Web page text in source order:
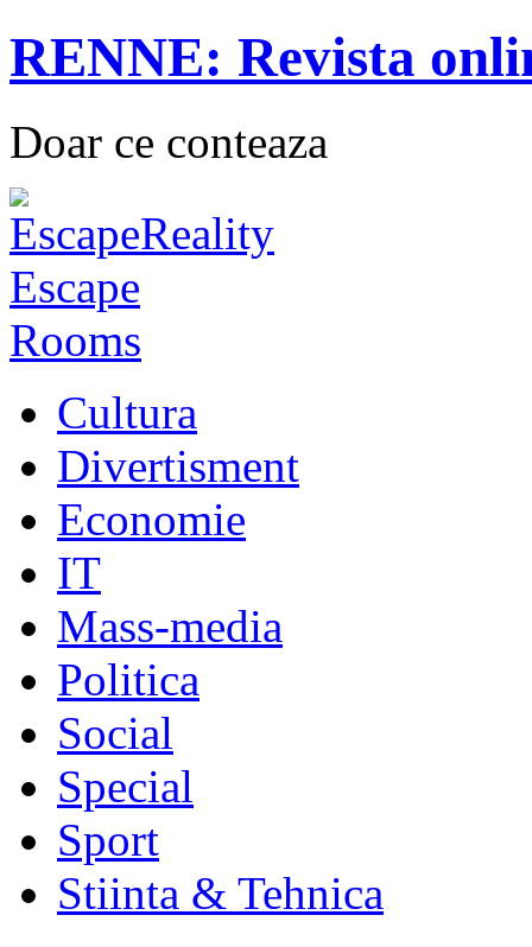
RENNE: Revista
Doar ce conteaza
Cultura
Divertisment
Economie
IT
Mass-media
Politica
Social
Special
Sport
Stiinta & Tehnica